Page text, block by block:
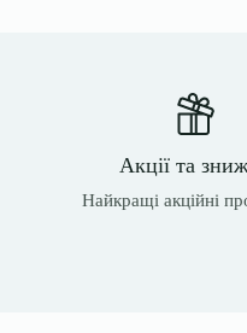
Акції та
Найкращі акційні